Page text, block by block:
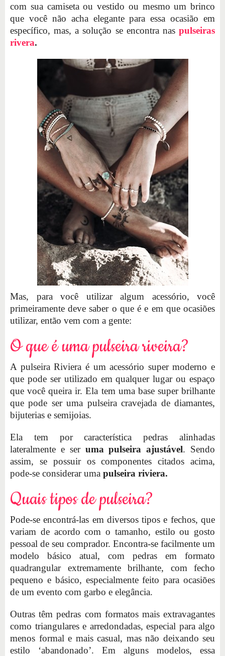
com sua camiseta ou vestido ou mesmo um brinco
que você não acha elegante para essa ocasião em
específico, mas, a solução se encontra nas pulseiras
rivera.
Mas, para você utilizar algum acessório, você
primeiramente deve saber o que é e em que ocasiões
utilizar, então vem com a gente:
O que é uma pulseira riveira?
A pulseira Riviera é um acessório super moderno e
que pode ser utilizado em qualquer lugar ou espaço
que você queira ir. Ela tem uma base super brilhante
que pode ser uma pulseira cravejada de diamantes,
bijuterias e semijoias.
Ela tem por característica pedras alinhadas
lateralmente e ser uma pulseira ajustável. Sendo
assim, se possuir os componentes citados acima,
pode-se considerar uma pulseira riviera.
Quais tipos de pulseira?
Pode-se encontrá-las em diversos tipos e fechos, que
variam de acordo com o tamanho, estilo ou gosto
pessoal de seu comprador. Encontra-se facilmente um
modelo básico atual, com pedras em formato
quadrangular extremamente brilhante, com fecho
pequeno e básico, especialmente feito para ocasiões
de um evento com garbo e elegância.
Outras têm pedras com formatos mais extravagantes
como triangulares e arredondadas, especial para algo
menos formal e mais casual, mas não deixando seu
estilo ‘abandonado’. Em alguns modelos, essa